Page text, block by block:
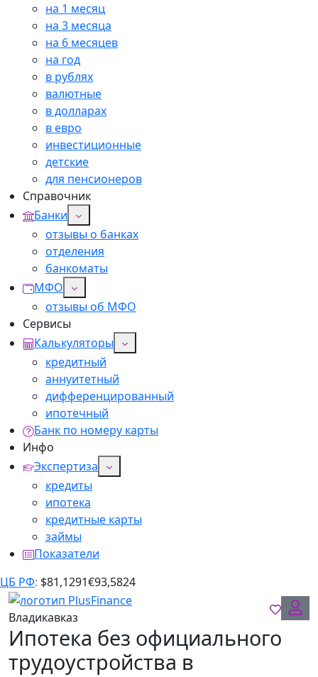
на 1 месяц
на 3 месяца
на 6 месяцев
на год
в рублях
валютные
в долларах
в евро
инвестиционные
детские
для пенсионеров
Справочник
Банки
отзывы о банках
отделения
банкоматы
МФО
отзывы об МФО
Сервисы
Калькуляторы
кредитный
аннуитетный
дифференцированный
ипотечный
Банк по номеру карты
Инфо
Экспертиза
кредиты
ипотека
кредитные карты
займы
Показатели
ЦБ РФ: $81,1291€93,5824
Владикавказ
Ипотека без официального
трудоустройства в